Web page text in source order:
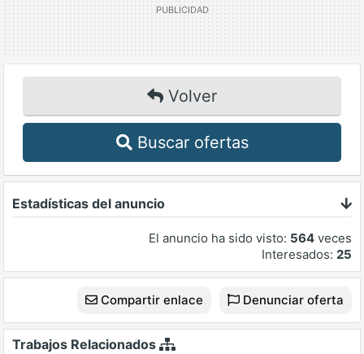
Volver
Buscar ofertas
Estadísticas del anuncio
El anuncio ha sido visto: 564 veces
Interesados: 25
Compartir enlace Denunciar oferta
Trabajos Relacionados